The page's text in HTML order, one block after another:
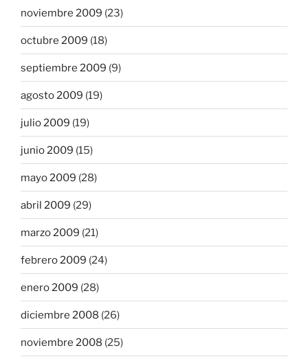
noviembre 2009 (23)
octubre 2009 (18)
septiembre 2009 (9)
agosto 2009 (19)
julio 2009 (19)
junio 2009 (15)
mayo 2009 (28)
abril 2009 (29)
marzo 2009 (21)
febrero 2009 (24)
enero 2009 (28)
diciembre 2008 (26)
noviembre 2008 (25)